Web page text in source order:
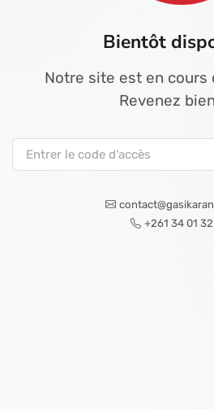
Bientôt
Notre site est en cours
Revenez
+261 34 01